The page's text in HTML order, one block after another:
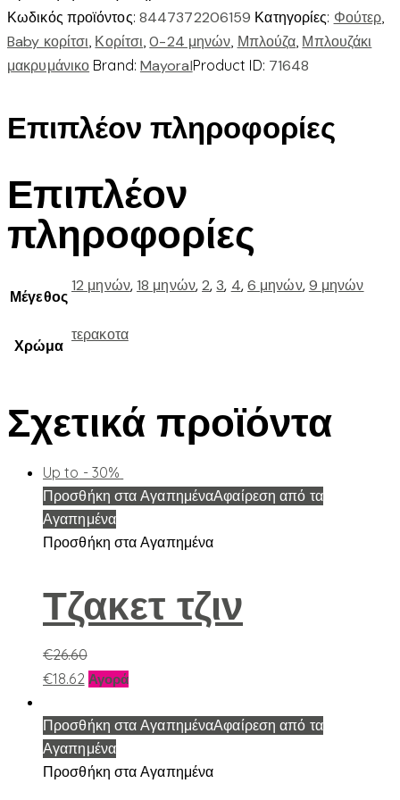
ποσότητα
Κωδικός προϊόντος: 8447372206159 Κατηγορίες: Φούτερ,
Baby κορίτσι, Κορίτσι,0-24 μηνών, Μπλούζα, Μπλουζάκι
μακρυμάνικο Brand: MayoralProduct ID: 71648
Επιπλέον πληροφορίες
Επιπλέον
πληροφορίες
Μέγεθος
12 μηνών,18 μηνών,2,3, 4,6 μηνών,9 μηνών
Χρώμα
τερακοτα
Σχετικά προϊόντα
Up to - 30%
Προσθήκη στα ΑγαπημέναΑφαίρεση από τα
Αγαπημένα
Προσθήκη στα Αγαπημένα
Τζακετ τζιν
€26.60
€18.62 ΑγοράΑυτό
προϊόν
πολλαπλές
Προσθήκη στα ΑγαπημέναΑφαίρεση από τα
Αγαπημένα
Προσθήκη στα Αγαπημένα